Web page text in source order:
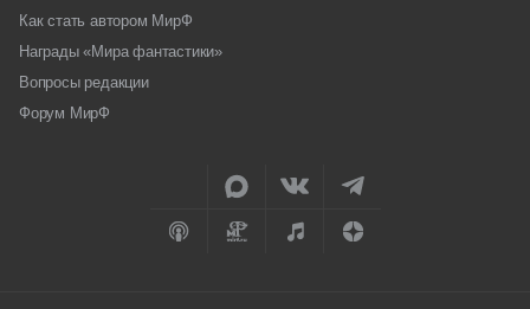
Как стать автором МирФ
Награды «Мира фантастики»
Вопросы редакции
Форум МирФ